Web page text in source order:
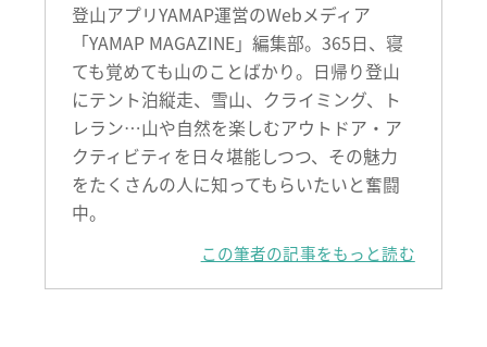
登山アプリYAMAP運営のWebメディア
「YAMAP MAGAZINE」編集部。365日、寝
ても覚めても山のことばかり。日帰り登山
にテント泊縦走、雪山、クライミング、ト
レラン…山や自然を楽しむアウトドア・ア
クティビティを日々堪能しつつ、その魅力
をたくさんの人に知ってもらいたいと奮闘
中。
この筆者の記事をもっと読む